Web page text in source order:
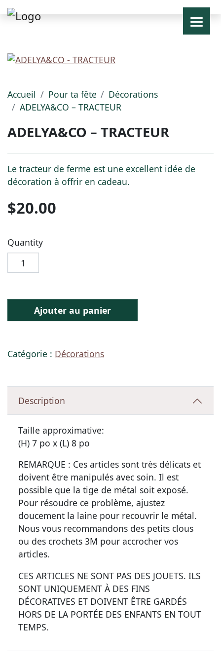
Accueil Pour ta fête
Décorations
ADELYA&CO – TRACTEUR
ADELYA&CO – TRACTEUR
Le tracteur de ferme est une excellent idée de
décoration à offrir en cadeau.
$20.00
Quantity
Ajouter au panier
Catégorie : Décorations
Description
Taille approximative:
(H) 7 po x (L) 8 po
REMARQUE : Ces articles sont très délicats et
doivent être manipulés avec soin. Il est
possible que la tige de métal soit exposé.
Pour résoudre ce problème, ajustez
doucement la laine pour recouvrir le métal.
Nous vous recommandons des petits clous
ou des crochets 3M pour accrocher vos
articles.
CES ARTICLES NE SONT PAS DES JOUETS. ILS
SONT UNIQUEMENT À DES FINS
DÉCORATIVES ET DOIVENT ÊTRE GARDÉS
HORS DE LA PORTÉE DES ENFANTS EN TOUT
TEMPS.